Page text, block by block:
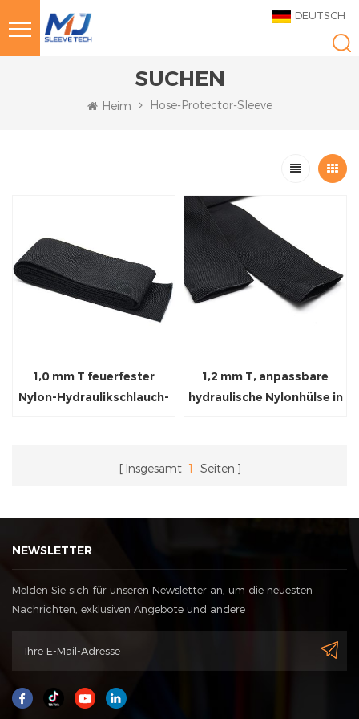
DEUTSCH
SUCHEN
Heim Hose-Protector-Sleeve
1,0 mm T feuerfester
Nylon-Hydraulikschlauch-
1,2 mm T, anpassbare
hydraulische Nylonhülse in
Insgesamt 1 Seiten
NEWSLETTER
Melden Sie sich für unseren Newsletter an, um die neuesten
Nachrichten, exklusiven Angebote und andere
Rabattinformationen zu erhalten